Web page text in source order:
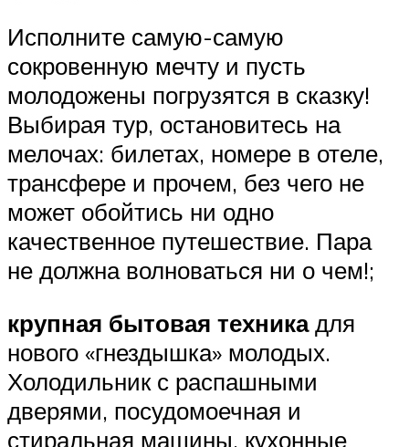
Исполните самую-самую
сокровенную мечту и пусть
молодожены погрузятся в сказку!
Выбирая тур, остановитесь на
мелочах: билетах, номере в отеле,
трансфере и прочем, без чего не
может обойтись ни одно
качественное путешествие. Пара
не должна волноваться ни о чем!;
крупная бытовая техникадля
нового «гнездышка» молодых.
Холодильник с распашными
дверями, посудомоечная и
стиральная машины, кухонные